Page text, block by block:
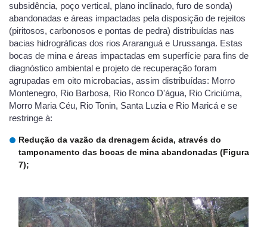
subsidência, poço vertical, plano inclinado, furo de sonda)
abandonadas e áreas impactadas pela disposição de rejeitos
(piritosos, carbonosos e pontas de pedra) distribuídas nas
bacias hidrográficas dos rios Araranguá e Urussanga. Estas
bocas de mina e áreas impactadas em superfície para fins de
diagnóstico ambiental e projeto de recuperação foram
agrupadas em oito microbacias, assim distribuídas: Morro
Montenegro, Rio Barbosa, Rio Ronco D'água, Rio Criciúma,
Morro Maria Céu, Rio Tonin, Santa Luzia e Rio Maricá e se
restringe à:
Redução da vazão da drenagem ácida, através do
tamponamento das bocas de mina abandonadas (Figura
7);